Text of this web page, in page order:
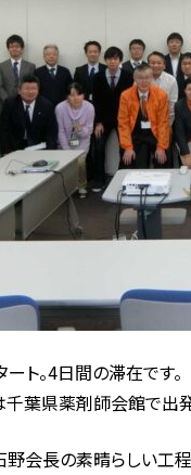
ト。4日間の滞在です。
葉県薬剤師会館で出発
会長の素晴らしい工程